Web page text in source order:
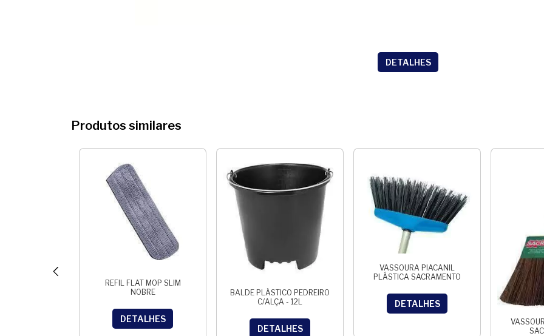
DETALHES
Produtos similares
REFIL FLAT MOP SLIM
NOBRE
DETALHES
BALDE PLÁSTICO PEDREIRO
C/ALÇA - 12L
DETALHES
VASSOURA PIACANIL
PLÁSTICA SACRAMENTO
DETALHES